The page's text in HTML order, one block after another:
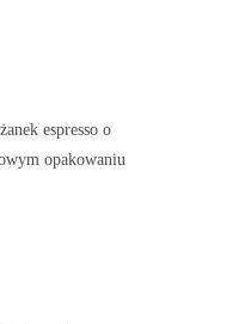
espresso o
opakowaniu